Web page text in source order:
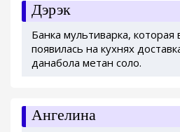
Дэрэк
Банка мультиварка,
появилась на кухнях
данабола метан соло.
Ангелина